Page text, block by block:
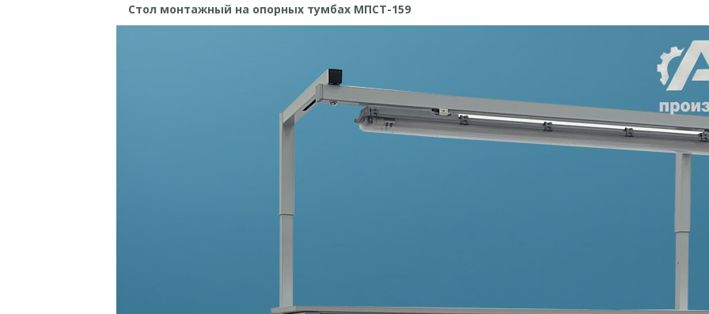
промышленные
Столы универсальные
Столы промышленные
Верстаки
Верстаки
Шкафы для документов
инструментов
металлические
Шкафы для
комплектующих
Шкафы
металлические
Шкафы архивные
химии
Мойки
Стол монтажный на опорных тумбах МПСТ-159